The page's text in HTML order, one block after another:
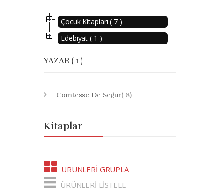
Çocuk Kitapları ( 7 )
Edebiyat ( 1 )
YAZAR ( 1 )
Comtesse De Segur( 8)
Kitaplar
ÜRÜNLERI GRUPLA
ÜRÜNLERI LISTELE